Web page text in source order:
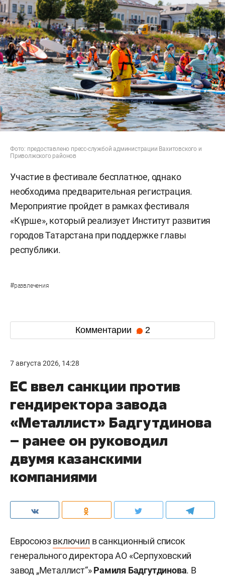
Фото: предоставлено пресс-службой администрации Вахитовского и
Приволжского районов
Участие в фестивале бесплатное, однако
необходима предварительная регистрация.
Мероприятие пройдет в рамках фестиваля
«Күрше», который реализует Институт развития
городов Татарстана при поддержке главы
республики.
#развлечения
Комментарии 2
7 августа 2026, 14:28
ЕС ввел санкции против
гендиректора завода
«Металлист» Бадгутдинова
– ранее он руководил
двумя казанскими
компаниями
Евросоюзвключил в санкционный список
генерального директора АО «Серпуховский
завод „Металлист“»Рамиля Бадгутдинова. В